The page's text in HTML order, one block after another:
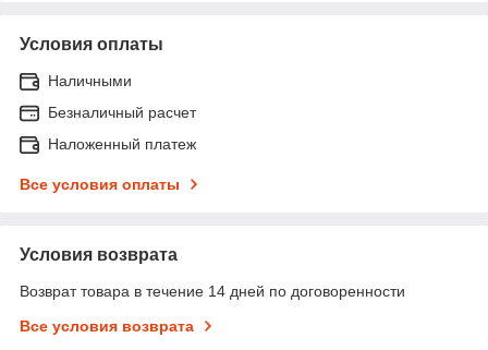
Условия оплаты
Наличными
Безналичный расчет
Наложенный платеж
Все условия оплаты
Условия возврата
Возврат товара в течение 14 дней по договоренности
Все условия возврата